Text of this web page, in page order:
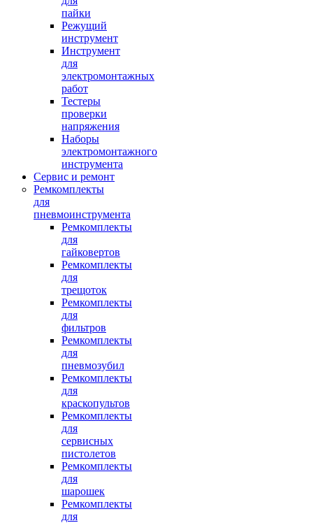
пайки
Режущий
инструмент
Инструмент
для
электромонтажных
работ
Тестеры
проверки
напряжения
Наборы
электромонтажного
инструмента
Сервис и ремонт
Ремкомплекты
для
пневмоинструмента
Ремкомплекты
для
гайковертов
Ремкомплекты
для
трещоток
Ремкомплекты
для
фильтров
Ремкомплекты
для
пневмозубил
Ремкомплекты
для
краскопультов
Ремкомплекты
для
сервисных
пистолетов
Ремкомплекты
для
шарошек
Ремкомплекты
для